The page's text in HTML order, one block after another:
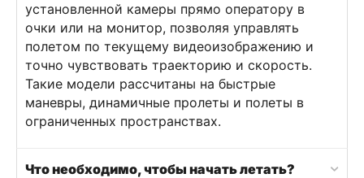
установленной камеры прямо оператору в
очки или на монитор, позволяя управлять
полетом по текущему видеоизображению и
точно чувствовать траекторию и скорость.
Такие модели рассчитаны на быстрые
маневры, динамичные пролеты и полеты в
ограниченных пространствах.
Что необходимо, чтобы начать летать?